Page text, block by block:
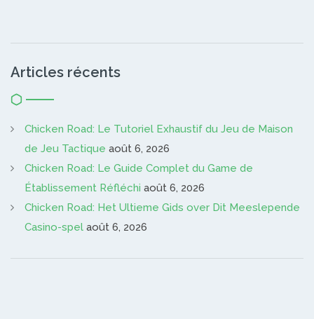
Articles récents
Chicken Road: Le Tutoriel Exhaustif du Jeu de Maison
de Jeu Tactique août 6, 2026
Chicken Road: Le Guide Complet du Game de
Établissement Réfléchi août 6, 2026
Chicken Road: Het Ultieme Gids over Dit Meeslepende
Casino-spel août 6, 2026